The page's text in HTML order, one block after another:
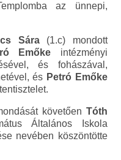
az ünnepi,
Sára(1.c) mondott
Emőke intézményi
és fohászával,
és Petró Emőke
követően Tóth
Általános Iskola
nevében köszöntötte